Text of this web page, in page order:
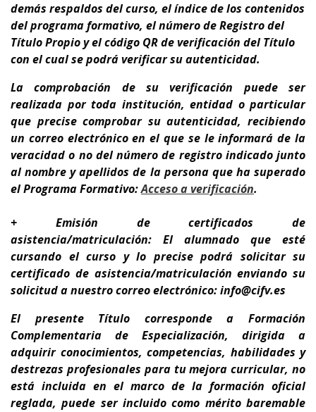
demás respaldos del curso, el índice de los contenidos
del programa formativo, el número de Registro del
Título Propio y el código QR de verificación del Título
con el cual se podrá verificar su autenticidad.
La comprobación de su verificación puede ser
realizada por toda institución, entidad o particular
que precise comprobar su autenticidad, recibiendo
un correo electrónico en el que se le informará de la
veracidad o no del número de registro indicado junto
al nombre y apellidos de la persona que ha superado
el Programa Formativo:Acceso a verificación.
+ Emisión de certificados de
asistencia/matriculación: El alumnado que esté
cursando el curso y lo precise podrá solicitar su
certificado de asistencia/matriculación enviando su
solicitud a nuestro correo electrónico: info@cifv.es
El presente Título corresponde a Formación
Complementaria de Especialización, dirigida a
adquirir conocimientos, competencias, habilidades y
destrezas profesionales para tumejora curricular, no
está incluida en el marco de la formación oficial
reglada,puede ser incluido como mérito baremable